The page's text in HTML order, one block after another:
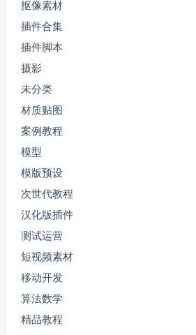
抠像素材
插件合集
插件脚本
摄影
未分类
材质贴图
案例教程
模型
模版预设
次世代教程
汉化版插件
测试运营
短视频素材
移动开发
算法数学
精品教程